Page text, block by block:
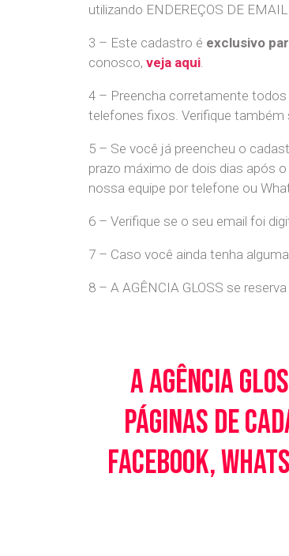
utilizando ENDEREÇOS DE
3 – Este cadastro é exclusivo
conosco, veja aqui
4 – Preencha corretamente todos
telefones fixos. Verifique
5 – Se você já preencheu o
prazo máximo de dois dias após
nossa equipe por telefone ou
6 – Verifique se o seu email foi
7 – Caso você ainda tenha
8 – A AGÊNCIA GLOSS se
A Agência
páginas de
Facebook,